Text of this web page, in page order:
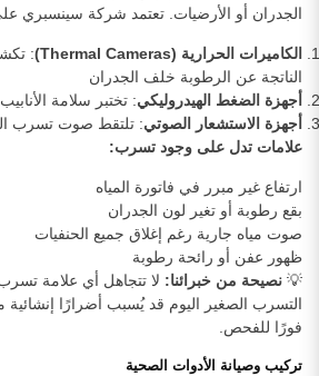
الجدران أو الأرضيات. تعتمد شركة سينسبري على 3 تقنيات
الكاميرات الحرارية (Thermal Cameras)
:
الناتجة عن الرطوبة خلف الجدران
أجهزة الضغط الهيدروليكي: تختبر سلامة
أجهزة الاستشعار الصوتي: تلتقط صوت تسرب
علامات تدل على وجود تسرب:
ارتفاع غير مبرر في فاتورة المياه
بقع رطوبة أو تغير لون الجدران
صوت مياه جارية رغم إغلاق جميع الحنفيات
ظهور عفن أو رائحة رطوبة
💡 نصيحة من خبرائنا: لا تتجاهل أي علامة
التسرب الصغير اليوم قد يُسبب أضرارًا إنشائية
فورًا للفحص.
تركيب وصيانة الأدوات الصحية